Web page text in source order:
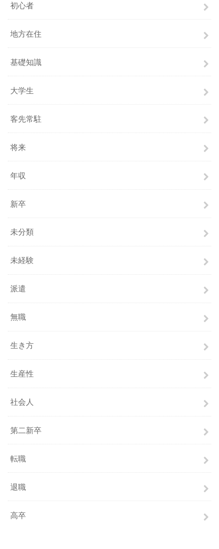
初心者
地方在住
基礎知識
大学生
客先常駐
将来
年収
新卒
未分類
未経験
派遣
無職
生き方
生産性
社会人
第二新卒
転職
退職
高卒